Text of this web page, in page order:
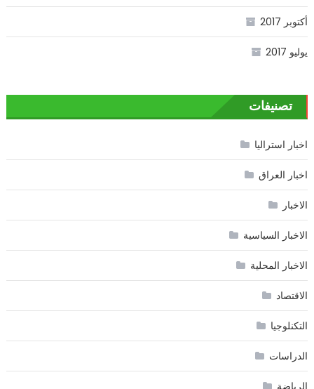
أكتوبر 2017
يوليو 2017
تصنيفات
اخبار استراليا
اخبار العراق
الاخبار
الاخبار السياسية
الاخبار المحلية
الاقتصاد
التكنلوجيا
الدراسات